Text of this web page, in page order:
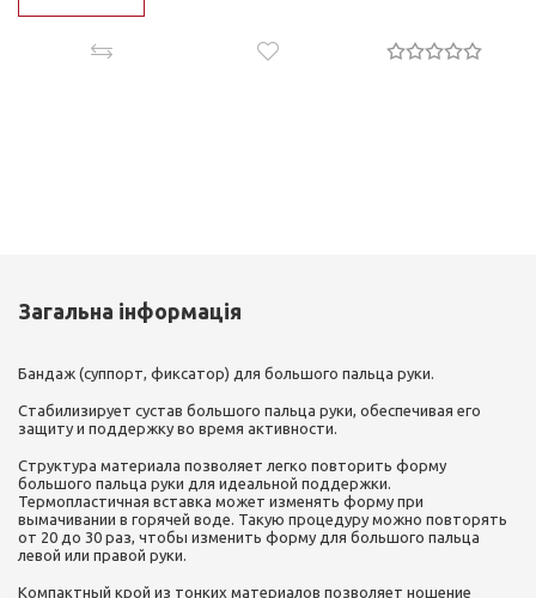
Загальна інформація
Бандаж (суппорт, фиксатор) для большого пальца руки.
Стабилизирует сустав большого пальца руки, обеспечивая его
защиту и поддержку во время активности.
Структура материала позволяет легко повторить форму
большого пальца руки для идеальной поддержки.
Термопластичная вставка может изменять форму при
вымачивании в горячей воде. Такую процедуру можно повторять
от 20 до 30 раз, чтобы изменить форму для большого пальца
левой или правой руки.
Компактный крой из тонких материалов позволяет ношение